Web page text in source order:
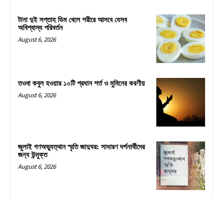
টানা দুই সপ্তাহ ডিম খেলে শরীরে আসবে যেসব
অবিশ্বাস্য পরিবর্তন
August 6, 2026
তওবা কবুল হওয়ার ১০টি প্রধান শর্ত ও মুমিনের করণীয়
August 6, 2026
জুলাই গণঅভ্যুত্থান স্মৃতি জাদুঘর: সাধারণ দর্শনার্থীদের
জন্য উন্মুক্ত
August 6, 2026